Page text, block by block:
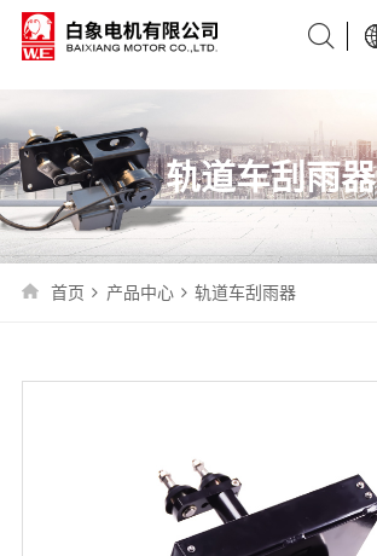
产品中心
新闻中心
应用领域
{pboot:sort scode=54}
轨道车刮雨器
首页 产品中心 轨道车刮雨器